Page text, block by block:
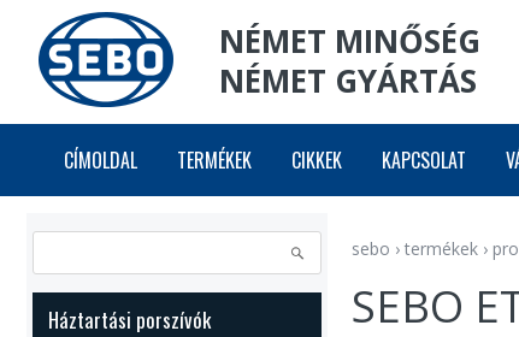
NÉMET MINŐSÉG
NÉMET GYÁRTÁS
CÍMOLDAL TERMÉKEK CIKKEK KAPCSOLAT
Háztartási porszívók
sebo › termékek ›
SEBO